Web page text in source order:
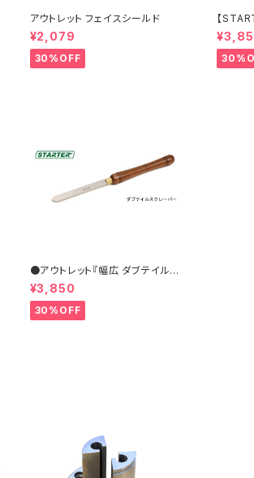
アウトレット フェイスシールド
¥2,079
30%OFF
【
ブテイ
』ハイ
●アウトレット『幅広 ダブテイルス
クレーパー 31×6.5mm』【START
ER】ターニングツール ハイス鋼 旋
盤用刃物 ウッドターニング 訳あり
¥3,850
30%OFF